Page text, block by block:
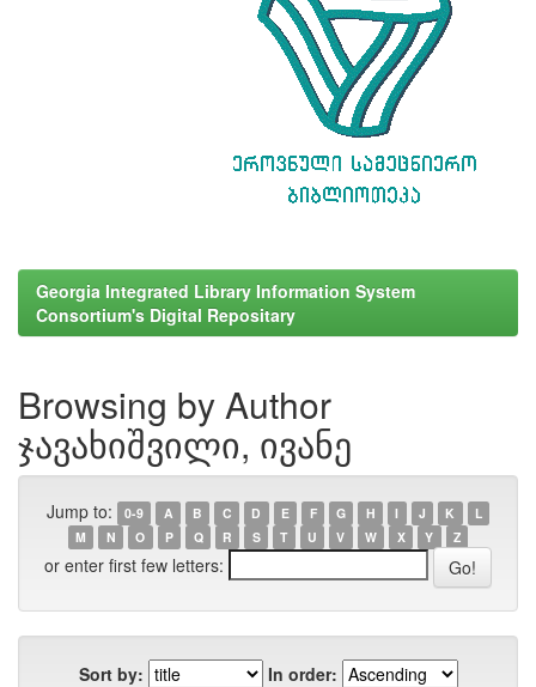
Georgia Integrated Library Information System
Consortium's Digital Repositary
Browsing by Author
ჯავახიშვილი, ივანე
Jump to: 0-9 A B C D E F G H I J K
L
M
N O P Q R S T U V W X Y Z
or enter first few letters:
Sort by:
In order: